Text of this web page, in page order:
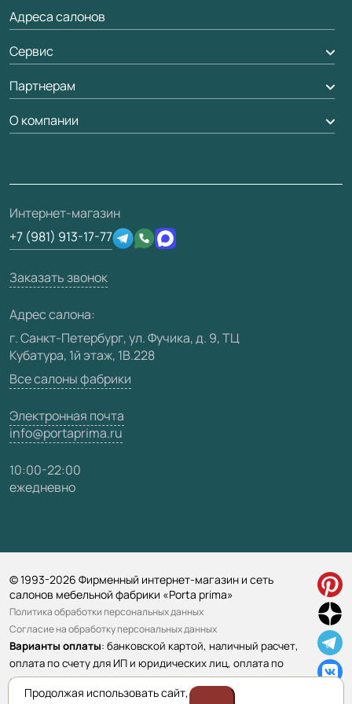
Алюминиевые двери
Стеновые панели
Погонаж
Накладки на дверь
Доставка
Обмен и возврат
Гарантия
Вопрос-ответ
Техническая информация
Юридическая информация
Адреса салонов
Сервис
Вызов замерщика
Монтаж
Подготовка проемов
Партнерам
Дизайнерам / архитекторам
О компании
Сертификаты
Производство
Медиацентр
Видео
Карта сайта
Интернет-магазин
+7 (981) 913-17-77
Заказать звонок
Адрес салона:
г. Санкт-Петербург, ул. Фучика, д. 9, ТЦ
Кубатура, 1й этаж, 1В.228
Все салоны фабрики
Электронная почта
info@portaprima.ru
10:00-22:00
ежедневно
© 1993-2026 Фирменный интернет-магазин и сеть
салонов мебельной фабрики «Porta prima»
Политика обработки персональных данных
Согласие на обработку персональных данных
Варианты оплаты: банковской картой, наличный расчет,
оплата по счету для ИП и юридических лиц, оплата по
ссылке.Подробнее>>
Продолжая использовать сайт,